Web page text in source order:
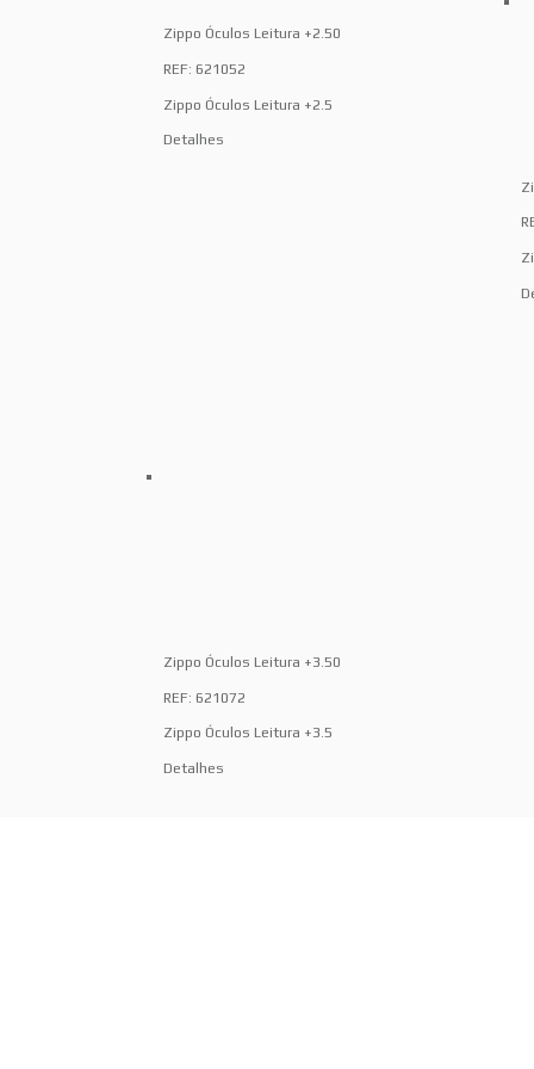
Zippo Óculos Leitura +2.50
REF: 621052
Zippo Óculos Leitura +2.5
Detalhes
Zippo Óculos Leitura +3.50
REF: 621072
Zippo Óculos Leitura +3.5
Detalhes